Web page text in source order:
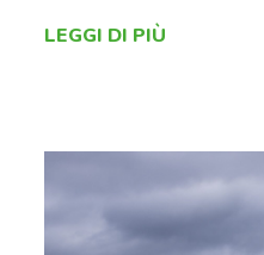
LEGGI DI PIÙ